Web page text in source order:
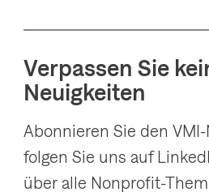
Verpassen Sie
Neuigkeiten
Abonnieren Sie den
folgen Sie uns auf
über alle Nonprofit-